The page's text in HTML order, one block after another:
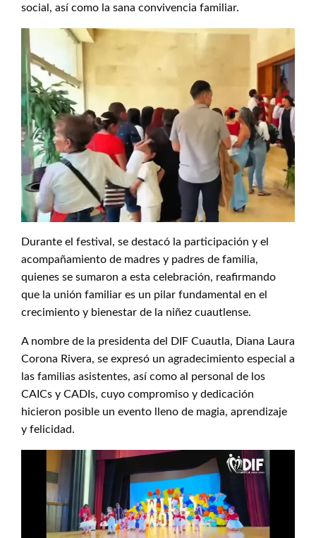
social, así como la sana convivencia familiar.
Durante el festival, se destacó la participación y el
acompañamiento de madres y padres de familia,
quienes se sumaron a esta celebración, reafirmando
que la unión familiar es un pilar fundamental en el
crecimiento y bienestar de la niñez cuautlense.
A nombre de la presidenta del DIF Cuautla, Diana Laura
Corona Rivera, se expresó un agradecimiento especial a
las familias asistentes, así como al personal de los
CAICs y CADIs, cuyo compromiso y dedicación
hicieron posible un evento lleno de magia, aprendizaje
y felicidad.